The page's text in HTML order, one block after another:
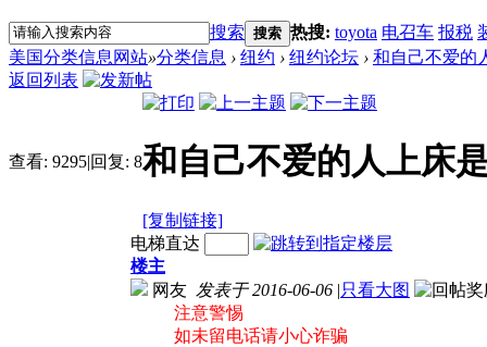
搜索 搜索 热搜: toyota 电召车 报税
美国分类信息网站»分类信息 › 纽约 › 纽约论坛 › 和自己不爱的
返回列表
查看: 9295|回复: 8和自己不爱的人上床
[复制链接]
电梯直达
楼主
网友 发表于 2016-06-06 |只看大图
注意警惕
如未留电话请小心诈骗